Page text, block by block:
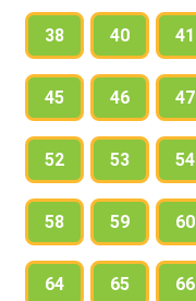
38 40 41
45 46 47
52 53 54
58 59 60
64 65 66